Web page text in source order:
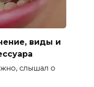
виды и
слышал о